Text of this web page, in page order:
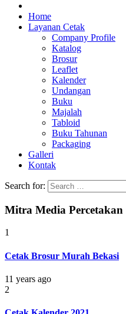
Jasa Cetak Online DMG Printing
Home
Layanan Cetak
Company Profile
Katalog
Brosur
Leaflet
Kalender
Undangan
Buku
Majalah
Tabloid
Buku Tahunan
Packaging
Galleri
Kontak
Search for:
Mitra Media Percetakan
1
Cetak Brosur Murah Bekasi
11 years ago
2